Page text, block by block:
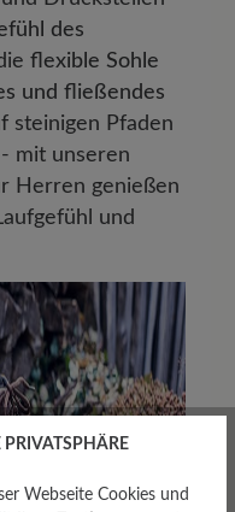
des
flexible Sohle
und fließendes
steinigen Pfaden
mit unseren
Herren genießen
und
PRIVATSPHÄRE
Webseite Cookies und